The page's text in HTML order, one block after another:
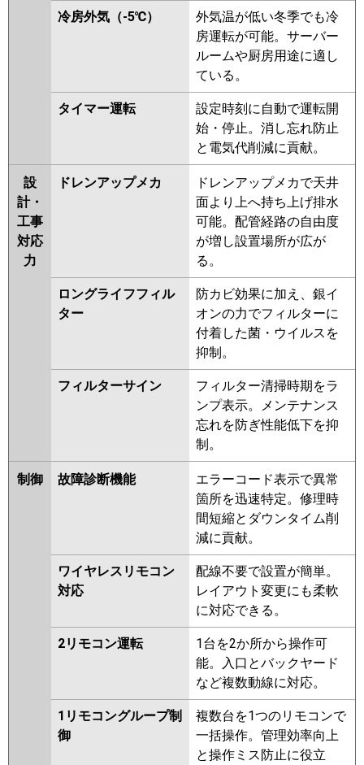
冷房外気（-5℃）
外気温が低い冬季でも冷
房運転が可能。サーバー
ルームや厨房用途に適し
ている。
タイマー運転
設定時刻に自動で運転開
始・停止。消し忘れ防止
と電気代削減に貢献。
設
計・
工事
対応
力
ドレンアップメカ
ドレンアップメカで天井
面より上へ持ち上げ排水
可能。配管経路の自由度
が増し設置場所が広が
る。
ロングライフフィル
ター
防カビ効果に加え、銀イ
オンの力でフィルターに
付着した菌・ウイルスを
抑制。
フィルターサイン
フィルター清掃時期をラ
ンプ表示。メンテナンス
忘れを防ぎ性能低下を抑
制。
制御 故障診断機能
エラーコード表示で異常
箇所を迅速特定。修理時
間短縮とダウンタイム削
減に貢献。
ワイヤレスリモコン
対応
配線不要で設置が簡単。
レイアウト変更にも柔軟
に対応できる。
2リモコン運転
1台を2か所から操作可
能。入口とバックヤード
など複数動線に対応。
1リモコングループ制
御
複数台を1つのリモコンで
一括操作。管理効率向上
と操作ミス防止に役立